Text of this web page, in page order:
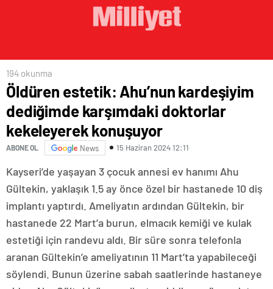
194 okunma
Öldüren estetik: Ahu’nun kardeşiyim
dediğimde karşımdaki doktorlar
kekeleyerek konuşuyor
ABONE OL News 15 Haziran 2024 12:11
Kayseri’de yaşayan 3 çocuk annesi ev hanımı Ahu
Gültekin, yaklaşık 1.5 ay önce özel bir hastanede 10 diş
implantı yaptırdı. Ameliyatın ardından Gültekin, bir
hastanede 22 Mart’a burun, elmacık kemiği ve kulak
estetiği için randevu aldı. Bir süre sonra telefonla
aranan Gültekin’e ameliyatının 11 Mart’ta yapabileceği
söylendi. Bunun üzerine sabah saatlerinde hastaneye